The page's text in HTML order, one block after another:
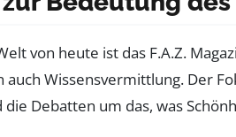
von heute ist das F.A.Z.
auch Wissensvermittlung. Der
Debatten um das, was